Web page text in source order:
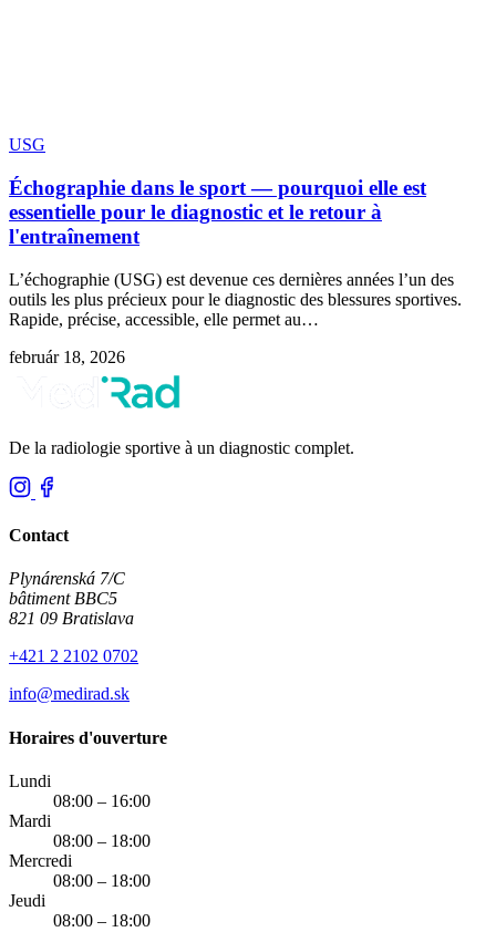
USG
Échographie dans le sport — pourquoi elle est
essentielle pour le diagnostic et le retour à
l'entraînement
L’échographie (USG) est devenue ces dernières années l’un des
outils les plus précieux pour le diagnostic des blessures sportives.
Rapide, précise, accessible, elle permet au…
február 18, 2026
De la radiologie sportive à un diagnostic complet.
Contact
Plynárenská 7/C
bâtiment BBC5
821 09 Bratislava
+421 2 2102 0702
info@medirad.sk
Horaires d'ouverture
Lundi
08:00 – 16:00
Mardi
08:00 – 18:00
Mercredi
08:00 – 18:00
Jeudi
08:00 – 18:00